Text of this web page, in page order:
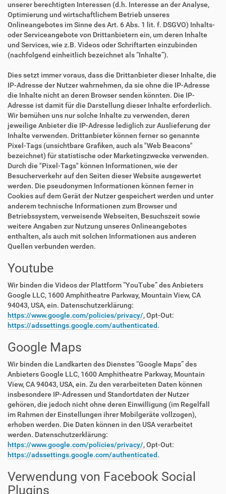
unserer berechtigten Interessen (d.h. Interesse an der Analyse,
Optimierung und wirtschaftlichem Betrieb unseres
Onlineangebotes im Sinne des Art. 6 Abs. 1 lit. f. DSGVO) Inhalts-
oder Serviceangebote von Drittanbietern ein, um deren Inhalte
und Services, wie z.B. Videos oder Schriftarten einzubinden
(nachfolgend einheitlich bezeichnet als “Inhalte”).
Dies setzt immer voraus, dass die Drittanbieter dieser Inhalte, die
IP-Adresse der Nutzer wahrnehmen, da sie ohne die IP-Adresse
die Inhalte nicht an deren Browser senden könnten. Die IP-
Adresse ist damit für die Darstellung dieser Inhalte erforderlich.
Wir bemühen uns nur solche Inhalte zu verwenden, deren
jeweilige Anbieter die IP-Adresse lediglich zur Auslieferung der
Inhalte verwenden. Drittanbieter können ferner so genannte
Pixel-Tags (unsichtbare Grafiken, auch als "Web Beacons"
bezeichnet) für statistische oder Marketingzwecke verwenden.
Durch die "Pixel-Tags" können Informationen, wie der
Besucherverkehr auf den Seiten dieser Website ausgewertet
werden. Die pseudonymen Informationen können ferner in
Cookies auf dem Gerät der Nutzer gespeichert werden und unter
anderem technische Informationen zum Browser und
Betriebssystem, verweisende Webseiten, Besuchszeit sowie
weitere Angaben zur Nutzung unseres Onlineangebotes
enthalten, als auch mit solchen Informationen aus anderen
Quellen verbunden werden.
Youtube
Wir binden die Videos der Plattform “YouTube” des Anbieters
Google LLC, 1600 Amphitheatre Parkway, Mountain View, CA
94043, USA, ein. Datenschutzerklärung:
https://www.google.com/policies/privacy/, Opt-Out:
https://adssettings.google.com/authenticated.
Google Maps
Wir binden die Landkarten des Dienstes “Google Maps” des
Anbieters Google LLC, 1600 Amphitheatre Parkway, Mountain
View, CA 94043, USA, ein. Zu den verarbeiteten Daten können
insbesondere IP-Adressen und Standortdaten der Nutzer
gehören, die jedoch nicht ohne deren Einwilligung (im Regelfall
im Rahmen der Einstellungen ihrer Mobilgeräte vollzogen),
erhoben werden. Die Daten können in den USA verarbeitet
werden. Datenschutzerklärung:
https://www.google.com/policies/privacy/, Opt-Out:
https://adssettings.google.com/authenticated.
Verwendung von Facebook Social
Plugins